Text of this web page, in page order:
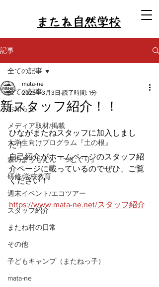
またね自然学校
記事
全ての記事
お知らせ
メディア取材/掲載
大学生向けプログラム『土の根』
森のようちえん『つむぐり』
研修/学校教育
週末イベント/エコツアー
スタッフ紹介
またね村の日常
その他
子どもキャンプ（またねっ子）
mata-ne
全ての記事
新スタッフ紹介！！
mata-ne
2025年3月3日 読了時間: 1分
ひながまたねスタッフに加入しまし
た！
自己紹介がホームページのスタッフ紹
介ページに載っているのでぜひ、ご覧
ください！
https://www.mata-ne.net/スタッフ紹介